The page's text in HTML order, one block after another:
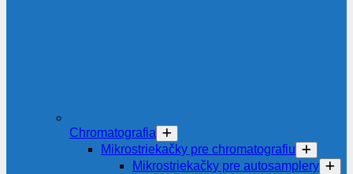
Chromatografia
Mikrostriekačky pre chromatografiu
Mikrostriekačky pre autosamplery